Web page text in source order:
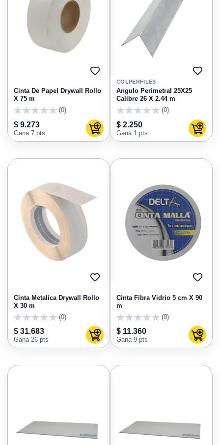
AGREGAR
FAVORITOS
Cinta De Papel Drywall Rollo
X 75 m
(0)
$ 9.273
Gana 7 pts Agregar al carrito
COLPERFILES
Angulo Perimetral 25X25
Calibre 26 X 2.44 m
(0)
$ 2.250
Gana 1 pts
AGREGAR
FAVORITOS
Cinta Metalica Drywall Rollo
X 30 m
(0)
$ 31.683
Gana 26 pts Agregar al carrito
Cinta Fibra Vidrio 5 cm X 90
m
(0)
$ 11.360
Gana 9 pts